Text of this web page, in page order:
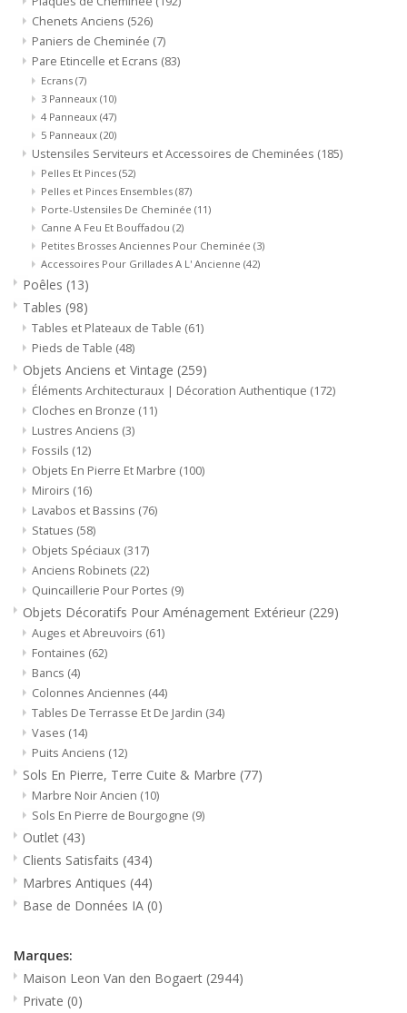
Clients Satisfaits
Marbres Antiques
Base de Données IA
Login
Cartes Cadeaux
Chenets Anciens (526)
Paniers de Cheminée (7)
Pare Etincelle et Ecrans (83)
Ecrans (7)
3 Panneaux (10)
4 Panneaux (47)
5 Panneaux (20)
Ustensiles Serviteurs et Accessoires de Cheminées (185)
Pelles Et Pinces (52)
Pelles et Pinces Ensembles (87)
Porte-Ustensiles De Cheminée (11)
Canne A Feu Et Bouffadou (2)
Petites Brosses Anciennes Pour Cheminée (3)
Accessoires Pour Grillades A L' Ancienne (42)
Poêles (13)
Tables (98)
Tables et Plateaux de Table (61)
Pieds de Table (48)
Objets Anciens et Vintage (259)
Éléments Architecturaux | Décoration Authentique (172)
Cloches en Bronze (11)
Lustres Anciens (3)
Fossils (12)
Objets En Pierre Et Marbre (100)
Miroirs (16)
Lavabos et Bassins (76)
Statues (58)
Objets Spéciaux (317)
Anciens Robinets (22)
Quincaillerie Pour Portes (9)
Objets Décoratifs Pour Aménagement Extérieur (229)
Auges et Abreuvoirs (61)
Fontaines (62)
Bancs (4)
Colonnes Anciennes (44)
Tables De Terrasse Et De Jardin (34)
Vases (14)
Puits Anciens (12)
Sols En Pierre, Terre Cuite & Marbre (77)
Marbre Noir Ancien (10)
Sols En Pierre de Bourgogne (9)
Outlet (43)
Clients Satisfaits (434)
Marbres Antiques (44)
Base de Données IA (0)
Marques:
Maison Leon Van den Bogaert (2944)
Private (0)